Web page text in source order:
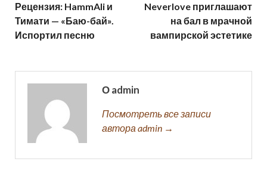
Рецензия: HammAli и
Тимати — «Баю-бай».
Испортил песню
Neverlove приглашают
на бал в мрачной
вампирской эстетике
О admin
Посмотреть все записи
автора admin →